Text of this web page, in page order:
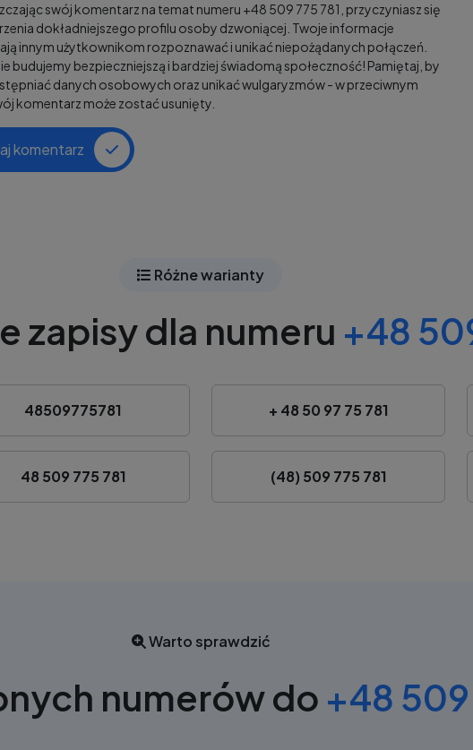
swój komentarz na temat numeru +48 509 775 781, przyczyniasz się
dokładniejszego profilu osoby dzwoniącej. Twoje informacje
innym użytkownikom rozpoznawać i unikać niepożądanych połączeń.
budujemy bezpieczniejszą i bardziej świadomą społeczność! Pamiętaj, by
danych osobowych oraz unikać wulgaryzmów - w przeciwnym
komentarz może zostać usunięty.
komentarz
Różne warianty
zapisy dla numeru +48
48509775781 + 48 50 97 75 781
48 509 775 781 (48) 509 775 781
Warto sprawdzić
numerów do +48 509